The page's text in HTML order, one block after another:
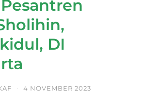
DI
· 4 NOVEMBER 2023